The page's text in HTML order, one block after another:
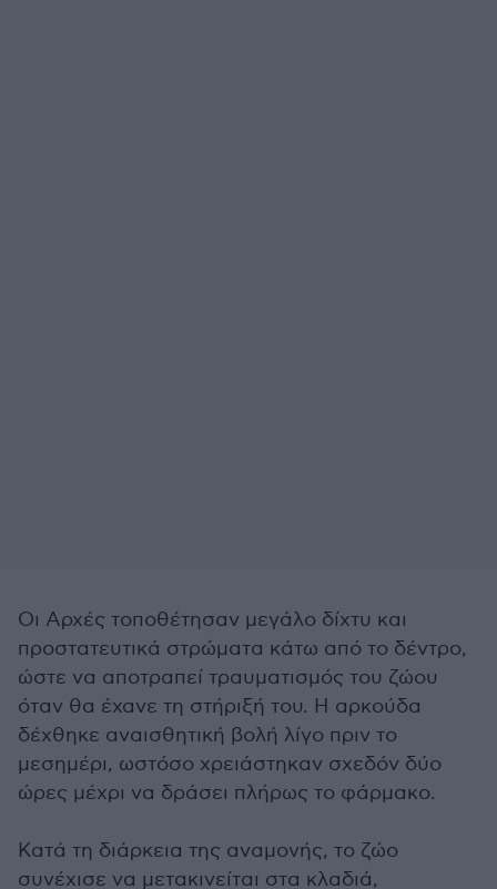
Οι Αρχές τοποθέτησαν μεγάλο δίχτυ και
προστατευτικά στρώματα κάτω από το δέντρο,
ώστε να αποτραπεί τραυματισμός του ζώου
όταν θα έχανε τη στήριξή του. Η αρκούδα
δέχθηκε αναισθητική βολή λίγο πριν το
μεσημέρι, ωστόσο χρειάστηκαν σχεδόν δύο
ώρες μέχρι να δράσει πλήρως το φάρμακο.
Κατά τη διάρκεια της αναμονής, το ζώο
συνέχισε να μετακινείται στα κλαδιά,